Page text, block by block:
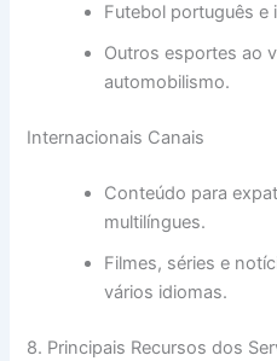
Futebol português e
Outros esportes ao
automobilismo.
Internacionais Canais
Conteúdo para
multilíngues.
Filmes, séries e
vários idiomas.
8. Principais Recursos dos